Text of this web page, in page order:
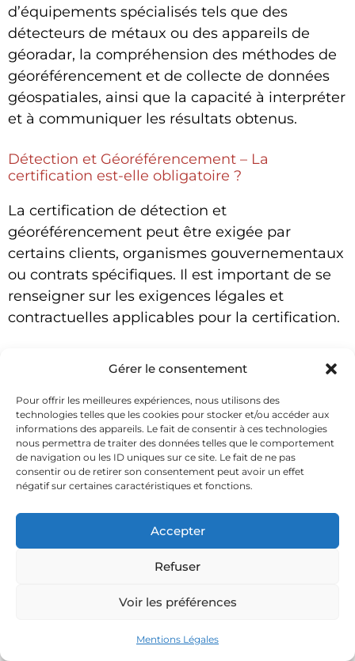
Gérer le consentement
Pour offrir les meilleures expériences, nous utilisons des
technologies telles que les cookies pour stocker et/ou accéder aux
informations des appareils. Le fait de consentir à ces technologies
nous permettra de traiter des données telles que le comportement
de navigation ou les ID uniques sur ce site. Le fait de ne pas
consentir ou de retirer son consentement peut avoir un effet
négatif sur certaines caractéristiques et fonctions.
Accepter
Refuser
Voir les préférences
Mentions Légales
d’équipements spécialisés tels que des
détecteurs de métaux ou des appareils de
géoradar, la compréhension des méthodes de
géoréférencement et de collecte de données
géospatiales, ainsi que la capacité à interpréter
et à communiquer les résultats obtenus.
Détection et Géoréférencement – La
certification est-elle obligatoire ?
La certification de détection et
géoréférencement peut être exigée par
certains clients, organismes gouvernementaux
ou contrats spécifiques. Il est important de se
renseigner sur les exigences légales et
contractuelles applicables pour la certification.
choisir un organisme de certification pour la
Lors du choix d’un organisme de certification
pour la détection et géoréférencement, il est
essentiel de s’assurer de son accréditation par
le COFRAC. QUALITIA vous recommande
particulièrement d’étudier les offres avec
attention. (Frais de missions, redevances,
engagement contractuel…)
Pour demander votre devis,cliquez-ici
Pour consulter la liste des organismes